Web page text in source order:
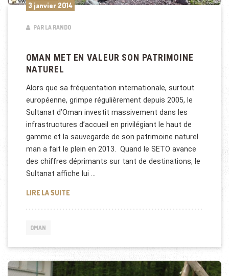
3 janvier 2014
PAR LA RANDO
OMAN MET EN VALEUR SON PATRIMOINE
NATUREL
Alors que sa fréquentation internationale, surtout
européenne, grimpe régulièrement depuis 2005, le
Sultanat d’Oman investit massivement dans les
infrastructures d’accueil en privilégiant le haut de
gamme et la sauvegarde de son patrimoine naturel.
man a fait le plein en 2013. Quand le SETO avance
des chiffres déprimants sur tant de destinations, le
Sultanat affiche lui …
LIRE LA SUITEOMAN MET EN VALEUR SON PATRIMOINE NATUREL
OMAN